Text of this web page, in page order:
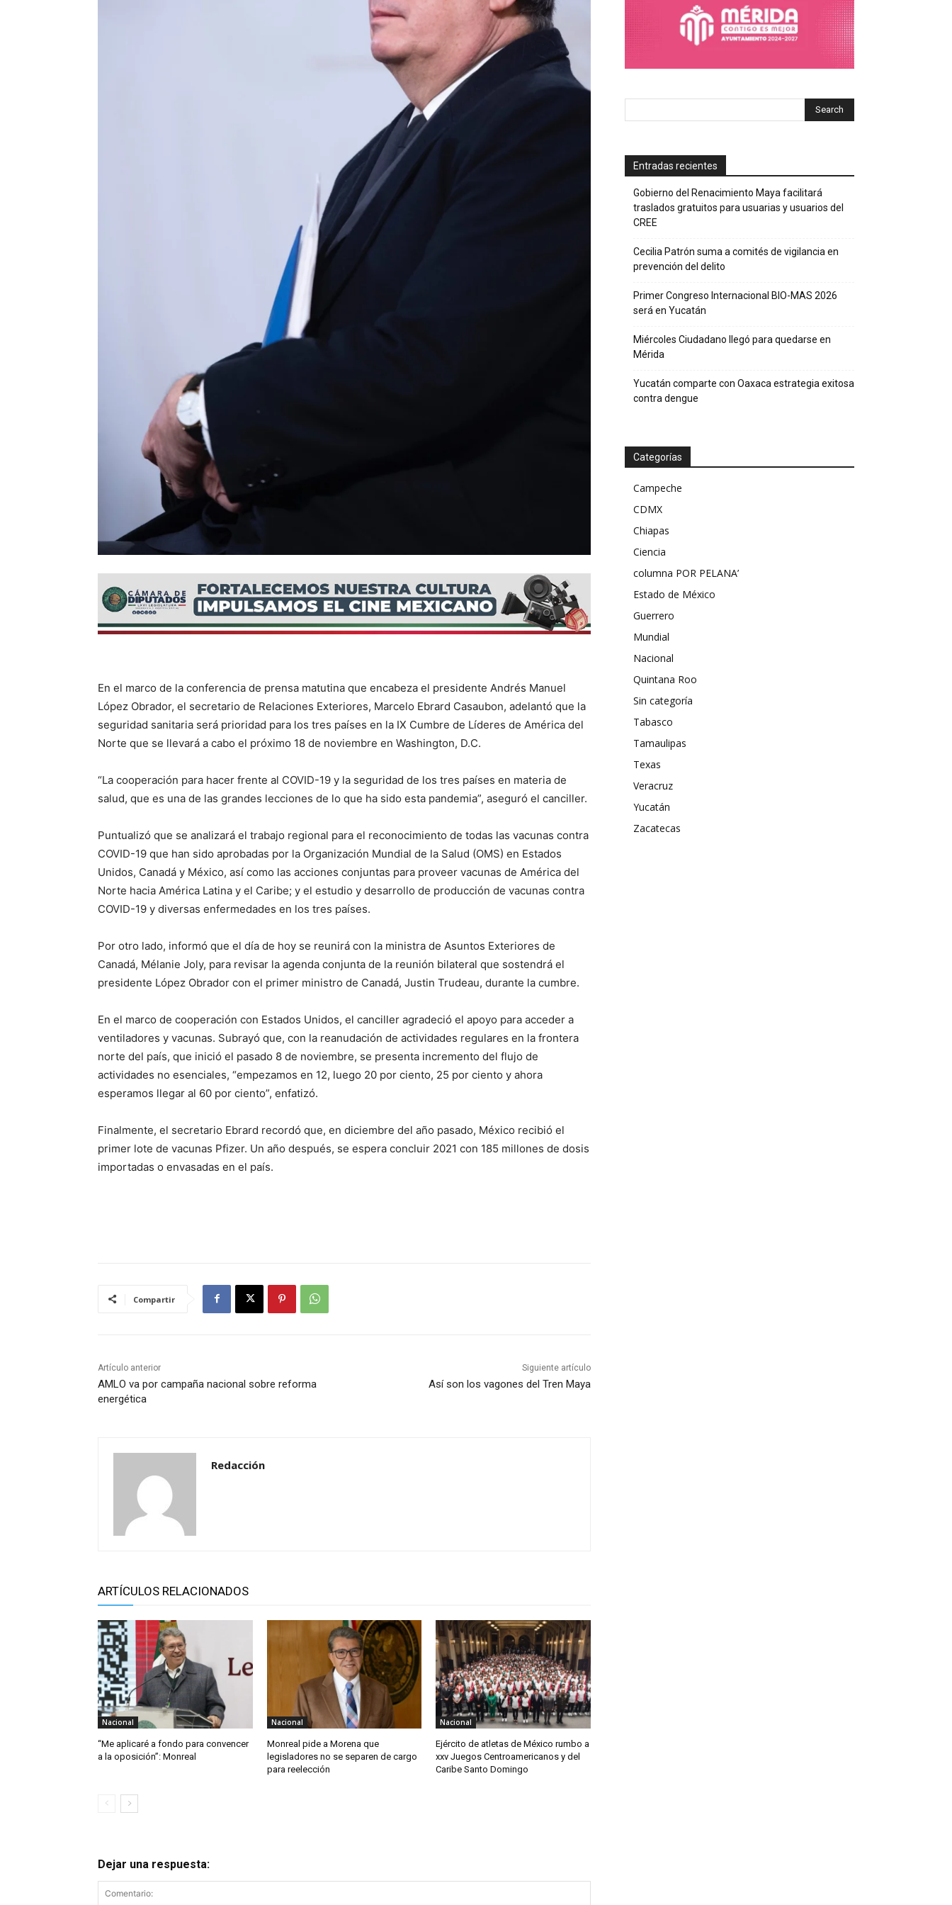
En el marco de la conferencia de prensa matutina que encabeza el presidente Andrés Manuel
López Obrador, el secretario de Relaciones Exteriores, Marcelo Ebrard Casaubon, adelantó que la
seguridad sanitaria será prioridad para los tres países en la IX Cumbre de Líderes de América del
Norte que se llevará a cabo el próximo 18 de noviembre en Washington, D.C.
“La cooperación para hacer frente al COVID-19 y la seguridad de los tres países en materia de
salud, que es una de las grandes lecciones de lo que ha sido esta pandemia”, aseguró el canciller.
Puntualizó que se analizará el trabajo regional para el reconocimiento de todas las vacunas contra
COVID-19 que han sido aprobadas por la Organización Mundial de la Salud (OMS) en Estados
Unidos, Canadá y México, así como las acciones conjuntas para proveer vacunas de América del
Norte hacia América Latina y el Caribe; y el estudio y desarrollo de producción de vacunas contra
COVID-19 y diversas enfermedades en los tres países.
Por otro lado, informó que el día de hoy se reunirá con la ministra de Asuntos Exteriores de
Canadá, Mélanie Joly, para revisar la agenda conjunta de la reunión bilateral que sostendrá el
presidente López Obrador con el primer ministro de Canadá, Justin Trudeau, durante la cumbre.
En el marco de cooperación con Estados Unidos, el canciller agradeció el apoyo para acceder a
ventiladores y vacunas. Subrayó que, con la reanudación de actividades regulares en la frontera
norte del país, que inició el pasado 8 de noviembre, se presenta incremento del flujo de
actividades no esenciales, “empezamos en 12, luego 20 por ciento, 25 por ciento y ahora
esperamos llegar al 60 por ciento”, enfatizó.
Finalmente, el secretario Ebrard recordó que, en diciembre del año pasado, México recibió el
primer lote de vacunas Pfizer. Un año después, se espera concluir 2021 con 185 millones de dosis
importadas o envasadas en el país.
Compartir
Artículo anterior
AMLO va por campaña nacional sobre reforma
energética
Siguiente artículo
Así son los vagones del Tren Maya
Redacción
ARTÍCULOS RELACIONADOS
Nacional
“Me aplicaré a fondo para convencer
a la oposición”: Monreal
Nacional
Monreal pide a Morena que
legisladores no se separen de cargo
para reelección
Nacional
Ejército de atletas de México rumbo a
xxv Juegos Centroamericanos y del
Caribe Santo Domingo
Dejar una respuesta:
Entradas recientes
Gobierno del Renacimiento Maya facilitará
traslados gratuitos para usuarias y usuarios del
CREE
Cecilia Patrón suma a comités de vigilancia en
prevención del delito
Primer Congreso Internacional BIO-MAS 2026
será en Yucatán
Miércoles Ciudadano llegó para quedarse en
Mérida
Yucatán comparte con Oaxaca estrategia exitosa
contra dengue
Categorías
Campeche
CDMX
Chiapas
Ciencia
columna POR PELANA’
Estado de México
Guerrero
Mundial
Nacional
Quintana Roo
Sin categoría
Tabasco
Tamaulipas
Texas
Veracruz
Yucatán
Zacatecas